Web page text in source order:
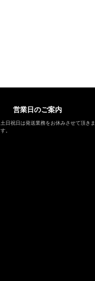
営業日のご案内
土日祝日は発送業務をお休みさせて頂きま
す。